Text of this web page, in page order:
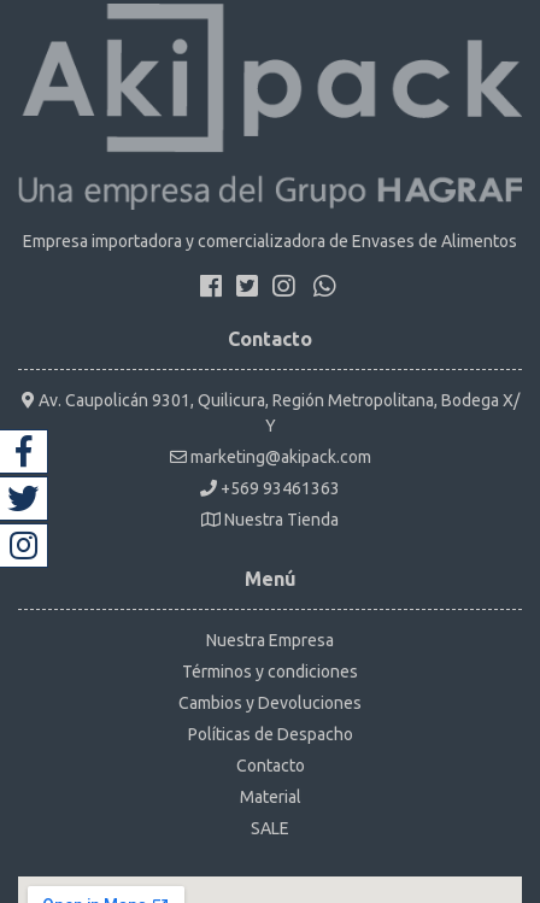
Empresa importadora y comercializadora de Envases de Alimentos
Contacto
Av. Caupolicán 9301, Quilicura, Región Metropolitana, Bodega X/
Y
marketing@akipack.com
+569 93461363
Nuestra Tienda
Menú
Nuestra Empresa
Términos y condiciones
Cambios y Devoluciones
Políticas de Despacho
Contacto
Material
SALE